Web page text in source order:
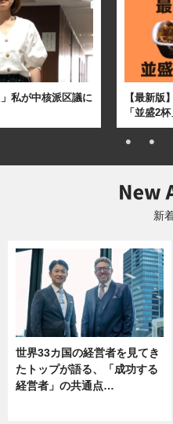
私が中核派区議に
【最新版
「並盛2
新
世界33カ国の経営者を見てき
たトップが語る、「成功する
経営者」の共通点…